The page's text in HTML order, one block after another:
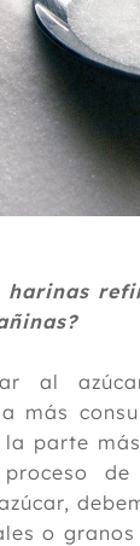
harinas
al
más
la parte
de
o